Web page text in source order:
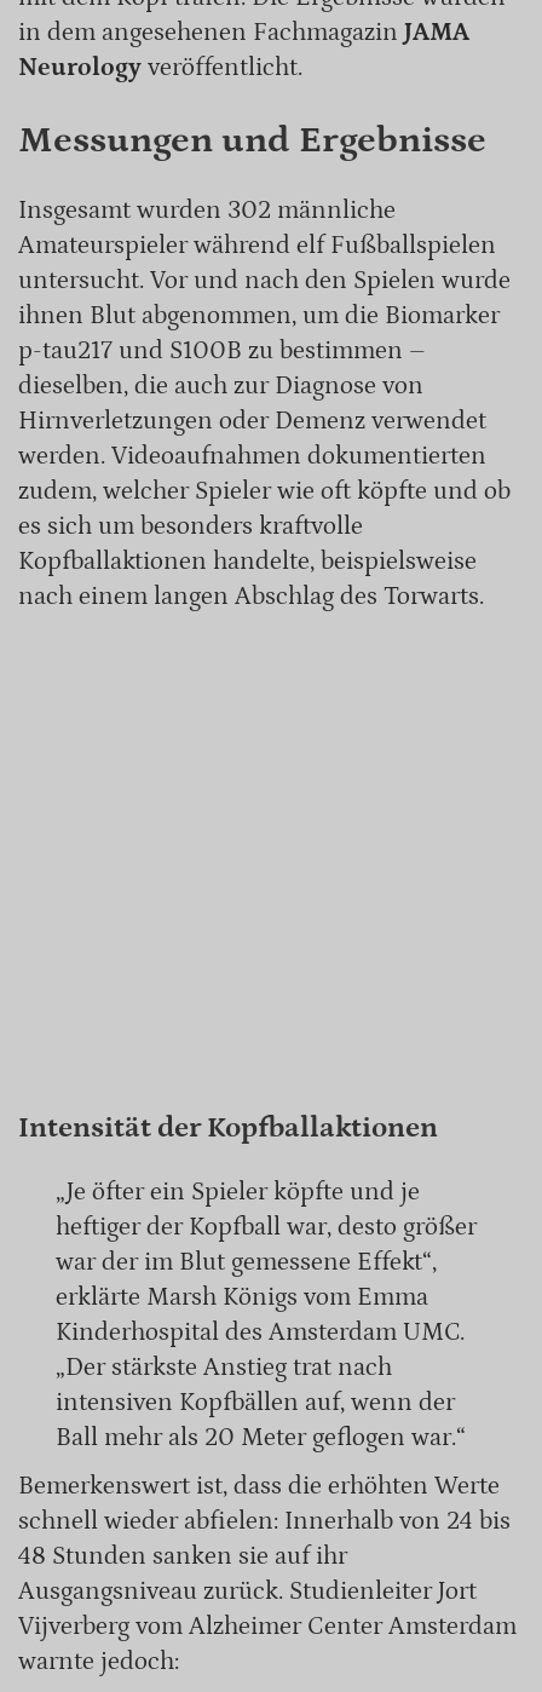
in dem angesehenen Fachmagazin JAMA
Neurology veröffentlicht.
Messungen und Ergebnisse
Insgesamt wurden 302 männliche
Amateurspieler während elf Fußballspielen
untersucht. Vor und nach den Spielen wurde
ihnen Blut abgenommen, um die Biomarker
p-tau217 und S100B zu bestimmen –
dieselben, die auch zur Diagnose von
Hirnverletzungen oder Demenz verwendet
werden. Videoaufnahmen dokumentierten
zudem, welcher Spieler wie oft köpfte und ob
es sich um besonders kraftvolle
Kopfballaktionen handelte, beispielsweise
nach einem langen Abschlag des Torwarts.
Intensität der Kopfballaktionen
„Je öfter ein Spieler köpfte und je
heftiger der Kopfball war, desto größer
war der im Blut gemessene Effekt“,
erklärte Marsh Königs vom Emma
Kinderhospital des Amsterdam UMC.
„Der stärkste Anstieg trat nach
intensiven Kopfbällen auf, wenn der
Ball mehr als 20 Meter geflogen war.“
Bemerkenswert ist, dass die erhöhten Werte
schnell wieder abfielen: Innerhalb von 24 bis
48 Stunden sanken sie auf ihr
Ausgangsniveau zurück. Studienleiter Jort
Vijverberg vom Alzheimer Center Amsterdam
warnte jedoch: